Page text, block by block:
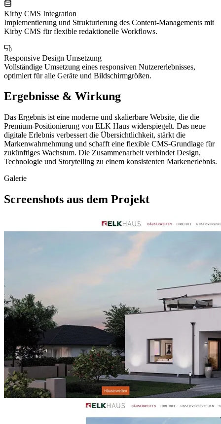
Kirby CMS Integration
Implementierung und Strukturierung des Content-Managements mit
Kirby CMS für flexible redaktionelle Workflows.
Responsive Design Umsetzung
Vollständige Umsetzung eines responsiven Nutzererlebnisses,
optimiert für alle Geräte und Bildschirmgrößen.
Ergebnisse & Wirkung
Das Ergebnis ist eine moderne und skalierbare Website, die die
Premium-Positionierung von ELK Haus widerspiegelt. Das neue
digitale Erlebnis verbessert die Übersichtlichkeit, stärkt die
Markenwahrnehmung und schafft eine flexible CMS-Grundlage für
zukünftiges Wachstum. Die Zusammenarbeit verbindet Design,
Technologie und Storytelling zu einem konsistenten Markenerlebnis.
Galerie
Screenshots aus dem Projekt